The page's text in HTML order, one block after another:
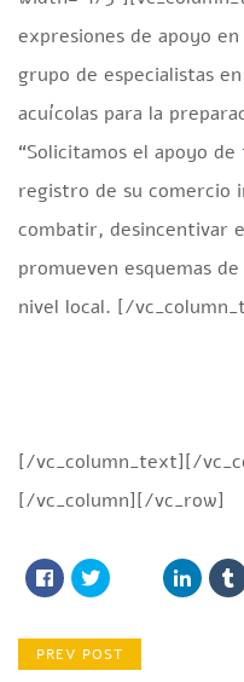
expresiones de apoyo
grupo de especialistas
acuícolas para la
“Solicitamos el apoyo
registro de su comercio
combatir, desincentivar
promueven esquemas
nivel local. [/
[/vc_column_text][/
[/vc_column][/vc_row]
PREV POST